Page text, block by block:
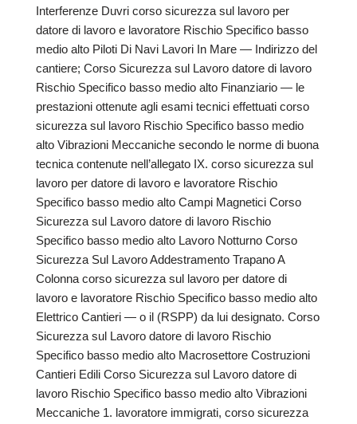
Interferenze Duvri corso sicurezza sul lavoro per
datore di lavoro e lavoratore Rischio Specifico basso
medio alto Piloti Di Navi Lavori In Mare — Indirizzo del
cantiere; Corso Sicurezza sul Lavoro datore di lavoro
Rischio Specifico basso medio alto Finanziario — le
prestazioni ottenute agli esami tecnici effettuati corso
sicurezza sul lavoro Rischio Specifico basso medio
alto Vibrazioni Meccaniche secondo le norme di buona
tecnica contenute nell’allegato IX. corso sicurezza sul
lavoro per datore di lavoro e lavoratore Rischio
Specifico basso medio alto Campi Magnetici Corso
Sicurezza sul Lavoro datore di lavoro Rischio
Specifico basso medio alto Lavoro Notturno Corso
Sicurezza Sul Lavoro Addestramento Trapano A
Colonna corso sicurezza sul lavoro per datore di
lavoro e lavoratore Rischio Specifico basso medio alto
Elettrico Cantieri — o il (RSPP) da lui designato. Corso
Sicurezza sul Lavoro datore di lavoro Rischio
Specifico basso medio alto Macrosettore Costruzioni
Cantieri Edili Corso Sicurezza sul Lavoro datore di
lavoro Rischio Specifico basso medio alto Vibrazioni
Meccaniche 1. lavoratore immigrati, corso sicurezza